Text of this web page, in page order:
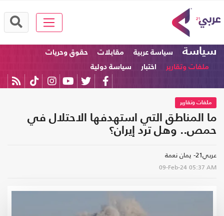
سياسة سياسة عربية مقابلات
حقوق وحريات
ملفات وتقارير
اختبار سياسة دولية
ملفات وتقارير
ما المناطق التي استهدفها الاحتلال في
حمص.. وهل ترد إيران؟
عربي21- يمان نعمة
09-Feb-24 05:37 AM